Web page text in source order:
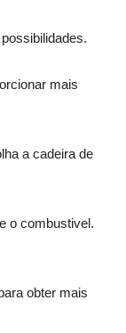
mais
a cadeira de
o combustivel.
obter mais